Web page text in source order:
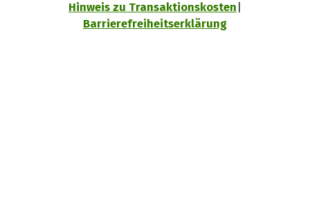
Hinweis zu Transaktionskosten
Barrierefreiheitserklärung